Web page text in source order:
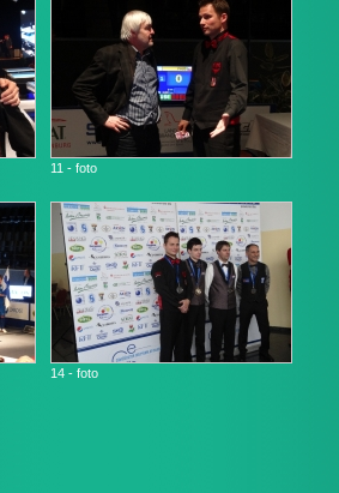
11 - foto
14 - foto